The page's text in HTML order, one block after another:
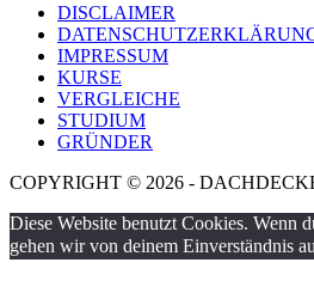
DISCLAIMER
IMPRESSUM
KURSE
VERGLEICHE
STUDIUM
GRÜNDER
COPYRIGHT © 2026 -
Diese Website benutzt Cookies. Wenn
gehen wir von deinem Einverständnis